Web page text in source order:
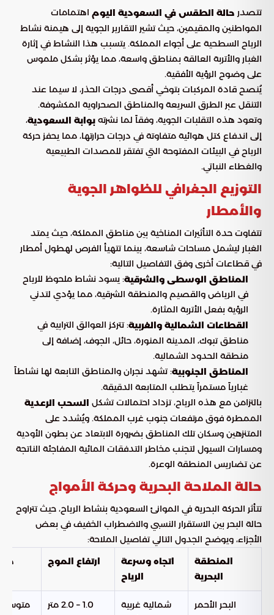
تتصدر حالة الطقس في السعودية اليوم اهتمامات
المواطنين والمقيمين، حيث تشير التقارير الجوية إلى هيمنة نشاط
الرياح السطحية على أجواء المملكة. يتسبب هذا النشاط في إثارة
الغبار والأتربة العالقة بمناطق واسعة، مما يؤثر بشكل ملموس
على وضوح الرؤية الأفقية.
يُنصح قادة المركبات بتوخي أقصى درجات الحذر، لا سيما عند
التنقل عبر الطرق السريعة والمناطق الصحراوية المكشوفة.
وتعود هذه التقلبات الجوية، وفقاً لما نشرته بوابة السعودية،
إلى اندفاع كتل هوائية متفاوتة في درجات حرارتها، مما يحفز حركة
الرياح في البيئات المفتوحة التي تفتقر للمصدات الطبيعية
والغطاء النباتي.
التوزيع الجغرافي للظواهر الجوية
والأمطار
تتفاوت حدة التأثيرات المناخية بين مناطق المملكة، حيث يمتد
الغبار ليشمل مساحات شاسعة، بينما تتهيأ الفرص لهطول أمطار
في قطاعات أخرى وفق التفاصيل التالية:
المناطق الوسطى والشرقية: يسود نشاط ملحوظ للرياح
في الرياض والقصيم والمنطقة الشرقية، مما يؤدي لتدني
الرؤية بفعل الأتربة المثارة.
القطاعات الشمالية والغربية: تتركز العوالق الترابية في
مناطق تبوك، المدينة المنورة، حائل، الجوف، إضافة إلى
منطقة الحدود الشمالية.
المناطق الجنوبية: تشهد نجران والمناطق التابعة لها نشاطاً
غبارياً مستمراً يتطلب المتابعة الدقيقة.
بالتزامن مع هذه الرياح، تزداد احتمالات تشكل السحب الرعدية
الممطرة فوق مرتفعات جنوب غرب المملكة. ويُشدد على
المتنزهين وسكان تلك المناطق بضرورة الابتعاد عن بطون الأودية
ومسارات السيول لتجنب مخاطر التدفقات المائية المفاجئة الناتجة
عن تضاريس المنطقة الوعرة.
حالة الملاحة البحرية وحركة الأمواج
تتأثر الحركة البحرية في الموانئ السعودية بنشاط الرياح، حيث تتراوح
حالة البحر بين الاستقرار النسبي والاضطراب الخفيف في بعض
الأجزاء، ويوضح الجدول التالي تفاصيل الملاحة:
المنطقة
البحرية
اتجاه وسرعة
الرياح
ارتفاع الموج
البحر الأحمر
شمالية غربية
1.0 – 2.0 متر متوسط